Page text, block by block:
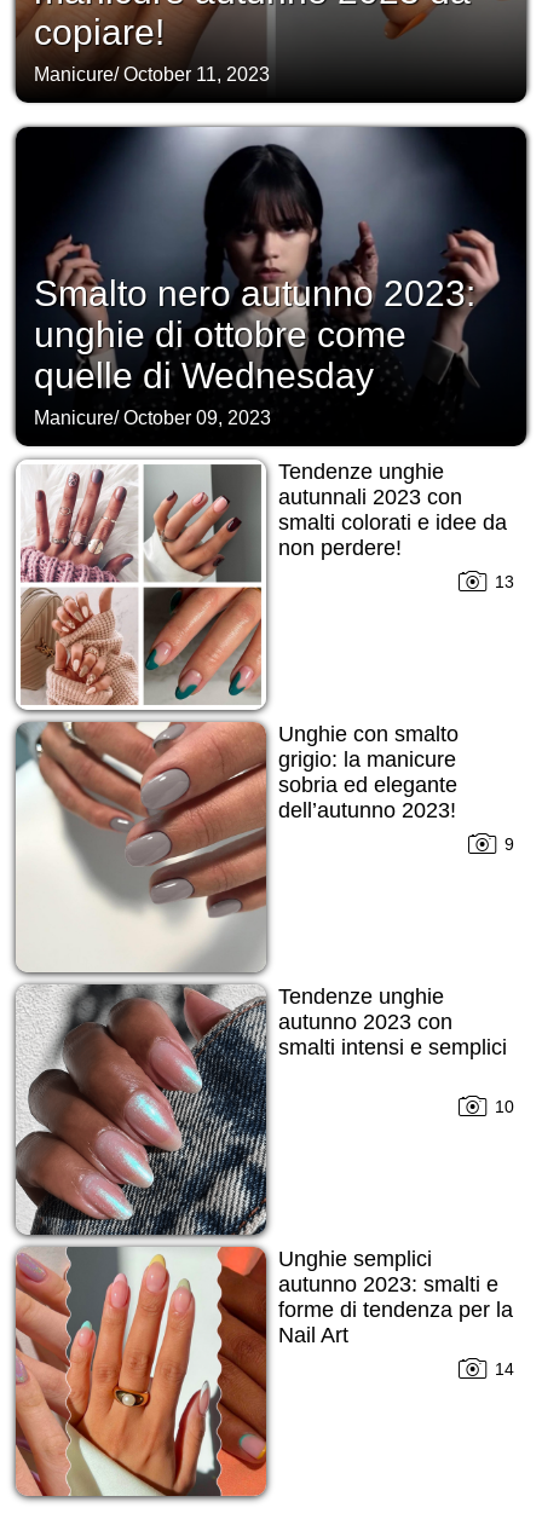
copiare!
Manicure/October 11, 2023
Smalto nero autunno 2023:
unghie di ottobre come
quelle di Wednesday
Manicure/October 09, 2023
Tendenze unghie
autunnali 2023 con
smalti colorati e idee da
non perdere!
13
Unghie con smalto
grigio: la manicure
sobria ed elegante
dell’autunno 2023!
9
Tendenze unghie
autunno 2023 con
smalti intensi e semplici
10
Unghie semplici
autunno 2023: smalti e
forme di tendenza per la
Nail Art
14